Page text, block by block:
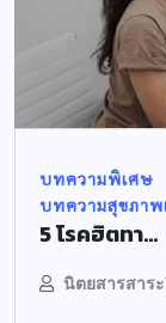
บทความพิเศษ
บทความสุขภา
5 โรคฮิตทา...
นิตยสารสาร